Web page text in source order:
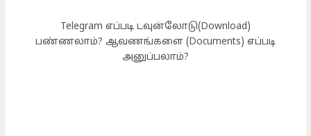
Telegram எப்படி டவுன்லோடு(Download)
பண்ணலாம்? ஆவணங்களை (Documents) எப்படி
அனுப்பலாம்?